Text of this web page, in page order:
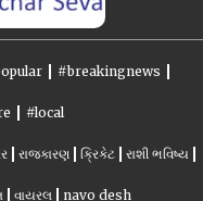
#breakingnews
#local
રાજકારણ ક્રિકેટ રાશી ભવિષ્ય
વાયરલ navo desh